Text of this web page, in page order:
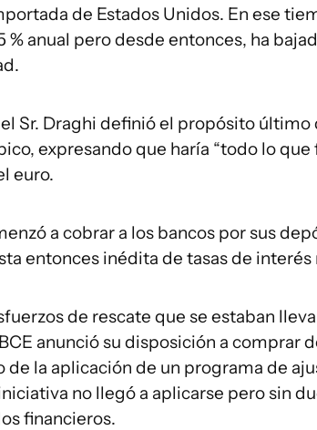
de Estados Unidos. En ese
% anual pero desde entonces, ha
el Sr. Draghi definió el propósito
expresando que haría “todo lo que
euro.
a cobrar a los bancos por sus
entonces inédita de tasas de interés
de rescate que se estaban
anunció su disposición a comprar
de la aplicación de un programa de
no llegó a aplicarse pero sin
financieros.